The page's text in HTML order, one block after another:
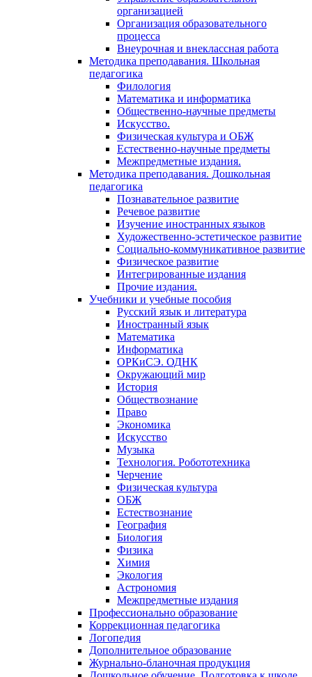
организацией
Организация образовательного
процесса
Внеурочная и внеклассная работа
Методика преподавания. Школьная
педагогика
Филология
Математика и информатика
Общественно-научные предметы
Искусство.
Физическая культура и ОБЖ
Естественно-научные предметы
Межпредметные издания.
Методика преподавания. Дошкольная
педагогика
Познавательное развитие
Речевое развитие
Изучение иностранных языков
Художественно-эстетическое развитие
Социально-коммуникативное развитие
Физическое развитие
Интегрированные издания
Прочие издания.
Учебники и учебные пособия
Русский язык и литература
Иностранный язык
Математика
Информатика
ОРКиСЭ. ОДНК
Окружающий мир
История
Обществознание
Право
Экономика
Искусство
Музыка
Технология. Робототехника
Черчение
Физическая культура
ОБЖ
Естествознание
География
Биология
Физика
Химия
Экология
Астрономия
Межпредметные издания
Профессионально образование
Коррекционная педагогика
Логопедия
Дополнительное образование
Журнально-бланочная продукция